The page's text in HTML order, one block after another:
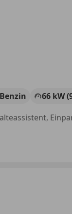
Benzin
66 kW